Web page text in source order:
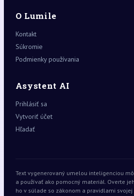
O Lumile
Kontakt
Súkromie
Podmienky používania
Asystent AI
Prihlásiť sa
Vytvoriť účet
Hľadať
Text vygenerovaný umelou inteligenciou
a používať ako pomocný materiál. Overte
ho v súlade so zákonom a pravidlami